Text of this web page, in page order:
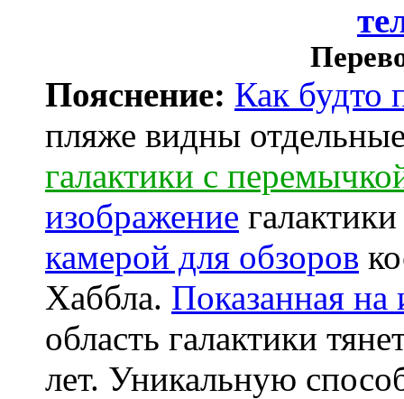
Пояснение: Как будто
пляже видны
галактики с
изображение
камерой для обзоров
Хаббла. Показанная на
область галактики
лет. Уникальную